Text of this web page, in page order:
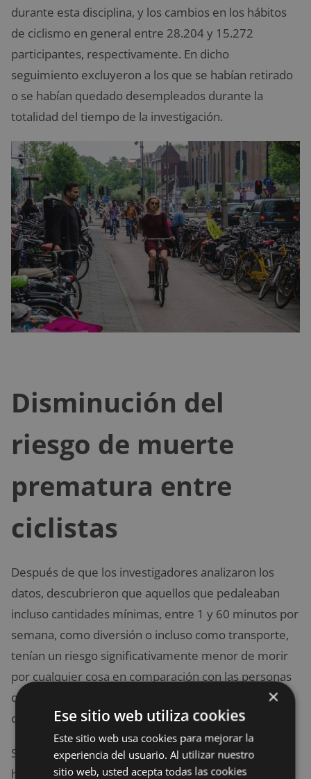
durante esta disciplina, y los cambios en los hábitos
de ciclismo en general entre 28.204 y 15.272
participantes, respectivamente. En dicho
seguimiento excluyeron a los que se habían retirado
o se habían quedado desempleados durante la
totalidad del tiempo de la investigación.
Disminución del
riesgo de muerte
prematura entre
ciclistas
Después de que los investigadores analizaron los
datos, descubrieron que aquellos que pedaleaban
incluso cantidades mínimas, entre 1 y 60 minutos por
semana, como diversión o incluso como transporte,
tenían un riesgo significativamente menor de morir
por cualquier cosa en comparación con las personas
que realizaban ninguna actividad relacionada con el
ciclismo.
Seguidamente, y para clarificar más los datos, los
hombres y mujeres que informaron haber usado
×
Ese sitio web utiliza cookies
Este sitio web usa cookies para mejorar la
experiencia del usuario. Al utilizar nuestro
sitio web, usted acepta todas las cookies